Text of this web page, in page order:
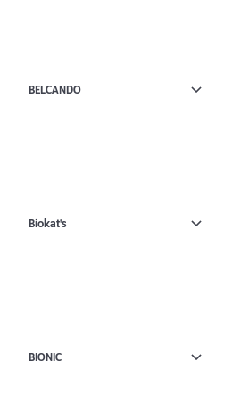
BELCANDO
Biokat's
BIONIC